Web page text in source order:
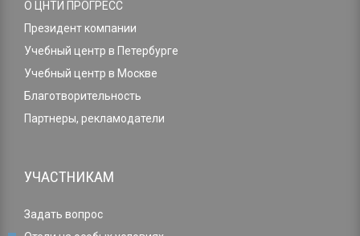
О ЦНТИ ПРОГРЕСС
Президент компании
Учебный центр в Петербурге
Учебный центр в Москве
Благотворительность
Партнеры, рекламодатели
УЧАСТНИКАМ
Задать вопрос